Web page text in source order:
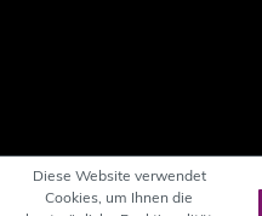
Diese Website verwendet
Cookies, um Ihnen die